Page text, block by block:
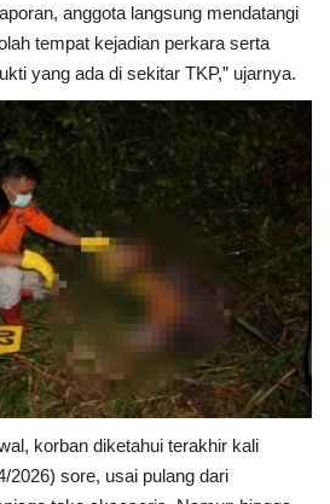
anggota langsung mendatangi
tempat kejadian perkara serta
yang ada di sekitar TKP,” ujarnya.
korban diketahui terakhir kali
2026) sore, usai pulang dari